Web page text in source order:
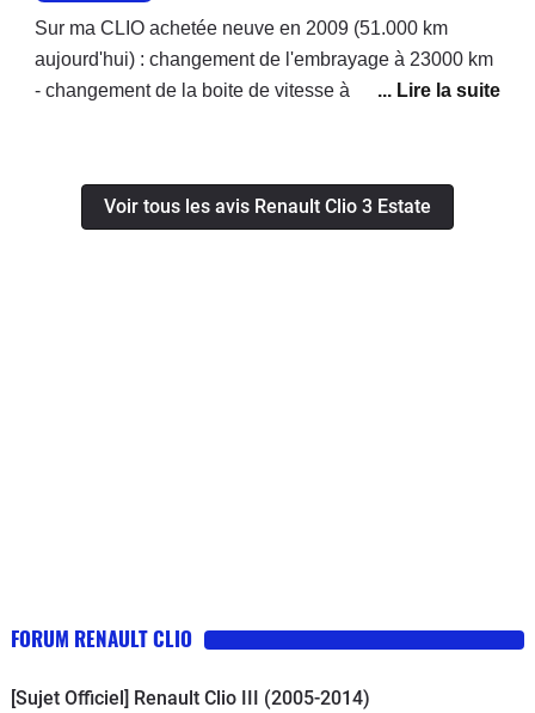
Sur ma CLIO achetée neuve en 2009 (51.000 km
aujourd'hui) : changement de l'embrayage à 23000 km
- changement de la boite de vitesse à 49500 km.j'ai le
emmenés à plus de 100000 km avant de les revendre.
Je pense que RENAULT m'a vendu une voiture
Voir tous les avis Renault Clio 3 Estate
FORUM RENAULT CLIO
[Sujet Officiel] Renault Clio III (2005-2014)